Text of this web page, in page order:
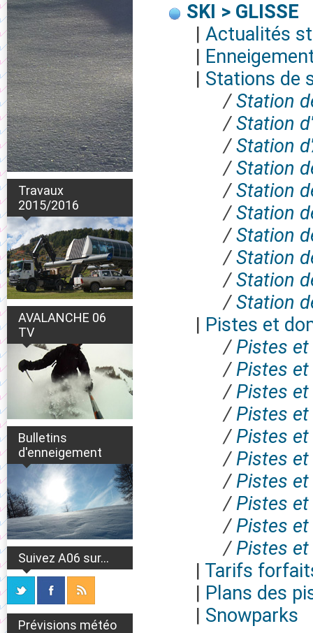
Travaux
2015/2016
AVALANCHE 06
TV
Bulletins
d'enneigement
Suivez A06 sur...
Prévisions météo
SKI > GLISSE
| Actualités
|
| Stations de
/Station
/Station
/Station
/Station
/Station
/Station
/Station
/Station
/Station
/Station
| Pistes et
/Pistes et
/Pistes
/Pistes et
/Pistes et
/Pistes et
/Pistes et
/Pistes et
/Pistes et
/Pistes et
/Pistes et
| Tarifs
| Plans des
| Snowparks